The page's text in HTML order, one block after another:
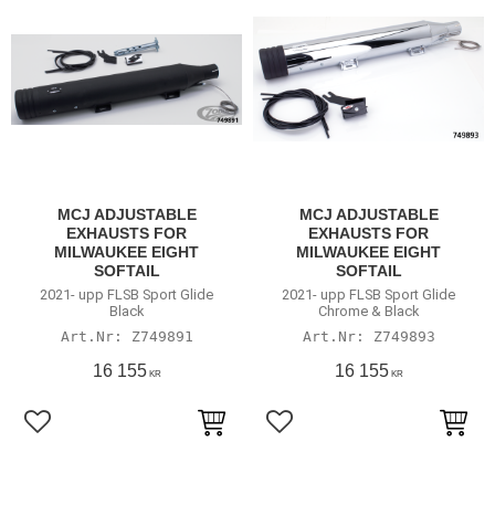
MCJ ADJUSTABLE
EXHAUSTS FOR
MILWAUKEE EIGHT
SOFTAIL
2021- upp FLSB Sport Glide
Black
Z749891
16 155KR
Lägg till i favoriter
MCJ ADJUSTABLE
EXHAUSTS FOR
MILWAUKEE EIGHT
SOFTAIL
2021- upp FLSB Sport Glide
Chrome & Black
Z749893
16 155KR
Lägg till i favoriter